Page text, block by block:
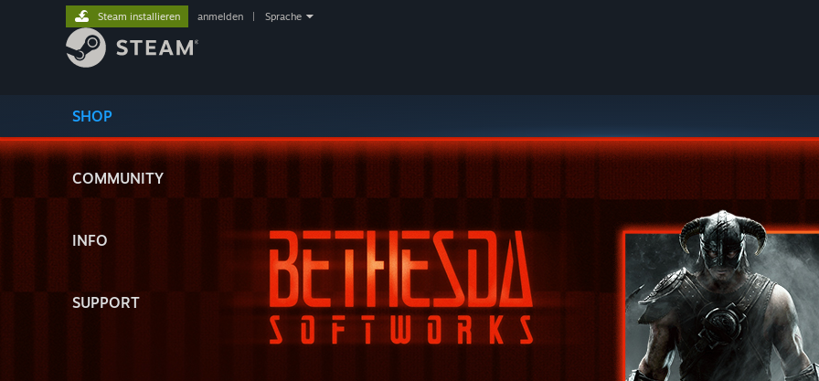
SHOP
COMMUNITY
INFO
SUPPORT
Steam installieren anmelden Sprache